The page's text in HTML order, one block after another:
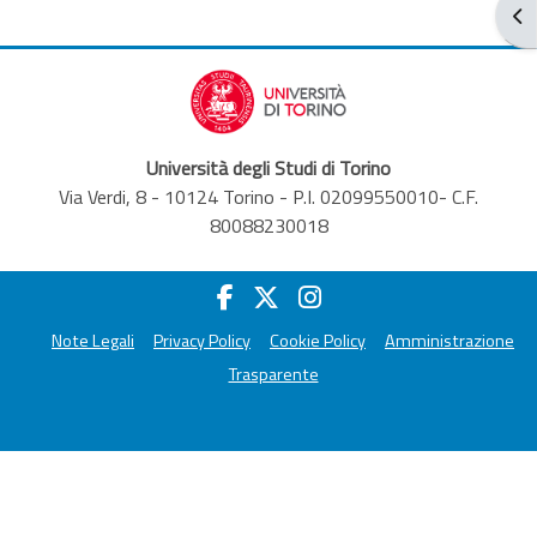
Università degli Studi di Torino
Via Verdi, 8 - 10124 Torino - P.I. 02099550010- C.F.
80088230018
Note Legali Privacy Policy Cookie Policy
Amministrazione
Trasparente